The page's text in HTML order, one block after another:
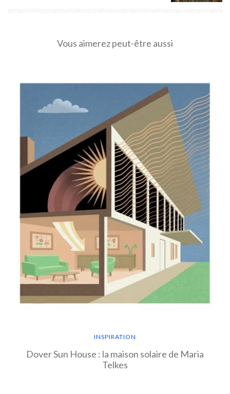
Vous aimerez peut-être aussi
INSPIRATION
Dover Sun House : la maison solaire de Maria
Telkes